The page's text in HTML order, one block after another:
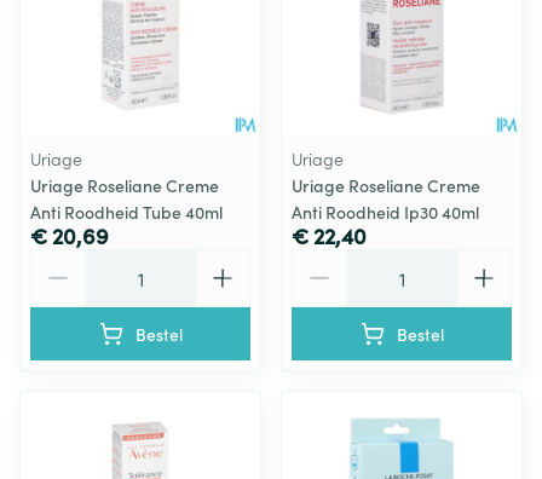
Uriage
Uriage Roseliane Creme
Anti Roodheid Tube 40ml
€ 20,69
Bestel
Uriage
Uriage Roseliane Creme
Anti Roodheid Ip30 40ml
€ 22,40
Bestel